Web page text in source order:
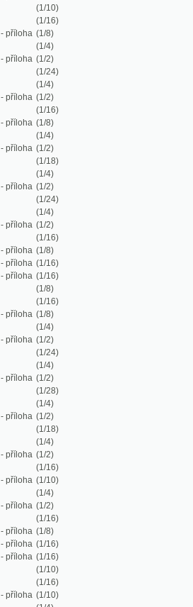
(1/2)
(1/16)
(1/16)
(1/16)
(1/4)
(1/24)
(1/4)
(1/4)
(1/16)
(1/10)
(1/4)
(1/16)
(1/10)
(1/4)
(1/4)
(1/2)
(1/2)
(1/4)
(1/28)
(1/2)
(1/16)
(1/14)
(1/16)
(1/28)